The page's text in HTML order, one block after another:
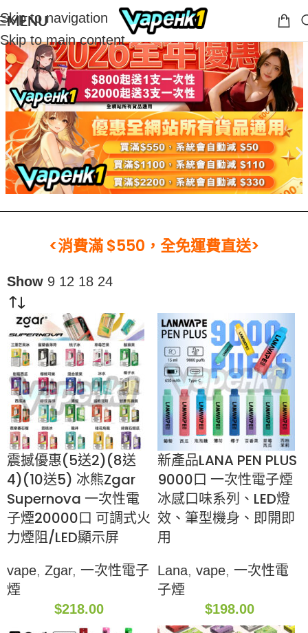
Skip to navigation
Skip to main content
MENU
<消費滿 $550，全免運費直送>
Show 9 12 18 24
震撼優惠(5送2)(8送
4)(10送5) 冰熊Zgar
Supernova 一次性電
子煙20000口 可調式火
力煙阻/LED顯示屏
vape, Zgar, 一次性電子
煙
$218.00
新產品LANA PEN PLUS
9000口 一次性電子煙
冰感口味系列、LED燈
效、筆型機身、即開即
用
Lana, vape, 一次性電
子煙
$198.00